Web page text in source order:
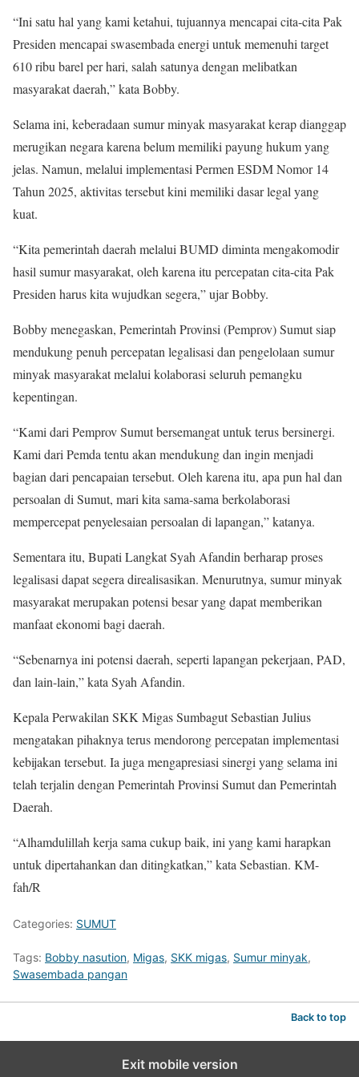
“Ini satu hal yang kami ketahui, tujuannya mencapai cita-cita Pak
Presiden mencapai swasembada energi untuk memenuhi target
610 ribu barel per hari, salah satunya dengan melibatkan
masyarakat daerah,” kata Bobby.
Selama ini, keberadaan sumur minyak masyarakat kerap dianggap
merugikan negara karena belum memiliki payung hukum yang
jelas. Namun, melalui implementasi Permen ESDM Nomor 14
Tahun 2025, aktivitas tersebut kini memiliki dasar legal yang
kuat.
“Kita pemerintah daerah melalui BUMD diminta mengakomodir
hasil sumur masyarakat, oleh karena itu percepatan cita-cita Pak
Presiden harus kita wujudkan segera,” ujar Bobby.
Bobby menegaskan, Pemerintah Provinsi (Pemprov) Sumut siap
mendukung penuh percepatan legalisasi dan pengelolaan sumur
minyak masyarakat melalui kolaborasi seluruh pemangku
kepentingan.
“Kami dari Pemprov Sumut bersemangat untuk terus bersinergi.
Kami dari Pemda tentu akan mendukung dan ingin menjadi
bagian dari pencapaian tersebut. Oleh karena itu, apa pun hal dan
persoalan di Sumut, mari kita sama-sama berkolaborasi
mempercepat penyelesaian persoalan di lapangan,” katanya.
Sementara itu, Bupati Langkat Syah Afandin berharap proses
legalisasi dapat segera direalisasikan. Menurutnya, sumur minyak
masyarakat merupakan potensi besar yang dapat memberikan
manfaat ekonomi bagi daerah.
“Sebenarnya ini potensi daerah, seperti lapangan pekerjaan, PAD,
dan lain-lain,” kata Syah Afandin.
Kepala Perwakilan SKK Migas Sumbagut Sebastian Julius
mengatakan pihaknya terus mendorong percepatan implementasi
kebijakan tersebut. Ia juga mengapresiasi sinergi yang selama ini
telah terjalin dengan Pemerintah Provinsi Sumut dan Pemerintah
Daerah.
“Alhamdulillah kerja sama cukup baik, ini yang kami harapkan
untuk dipertahankan dan ditingkatkan,” kata Sebastian. KM-
fah/R
Categories: SUMUT
Tags: Bobby nasution, Migas, SKK migas, Sumur minyak,
Swasembada pangan
Back to top
Exit mobile version